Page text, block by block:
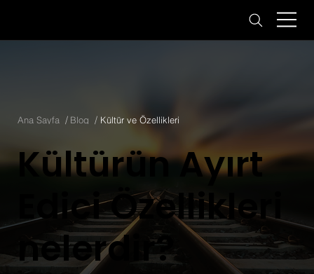
Ana Sayfa / Blog / Kültür ve Özellikleri
Kültürün Ayırt
Edici Özellikleri
nelerdir?